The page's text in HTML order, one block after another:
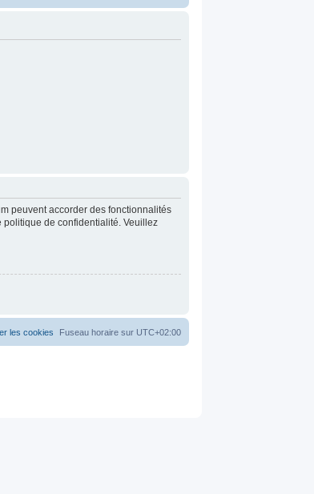
peuvent accorder des fonctionnalités
politique de confidentialité. Veuillez
Fuseau horaire sur UTC+02:00
les cookies